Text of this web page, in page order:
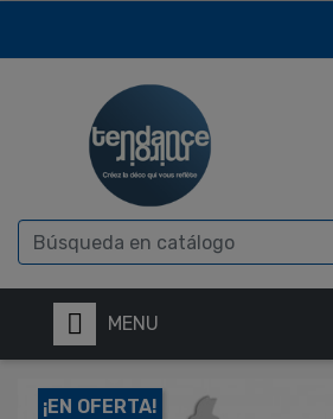
MENU
¡EN OFERTA!